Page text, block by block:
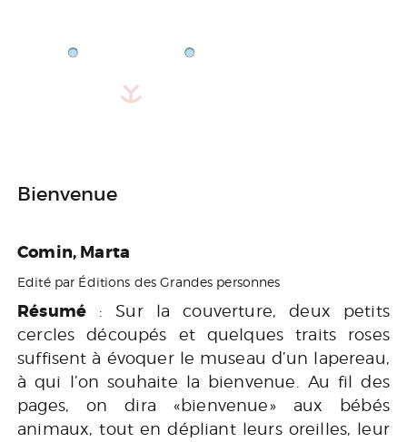
Bienvenue
Comin, Marta
Edité par Éditions des Grandes personnes
Résumé : Sur la couverture, deux petits
cercles découpés et quelques traits roses
suffisent à évoquer le museau d’un lapereau,
à qui l’on souhaite la bienvenue. Au fil des
pages, on dira «bienvenue» aux bébés
animaux, tout en dépliant leurs oreilles, leur